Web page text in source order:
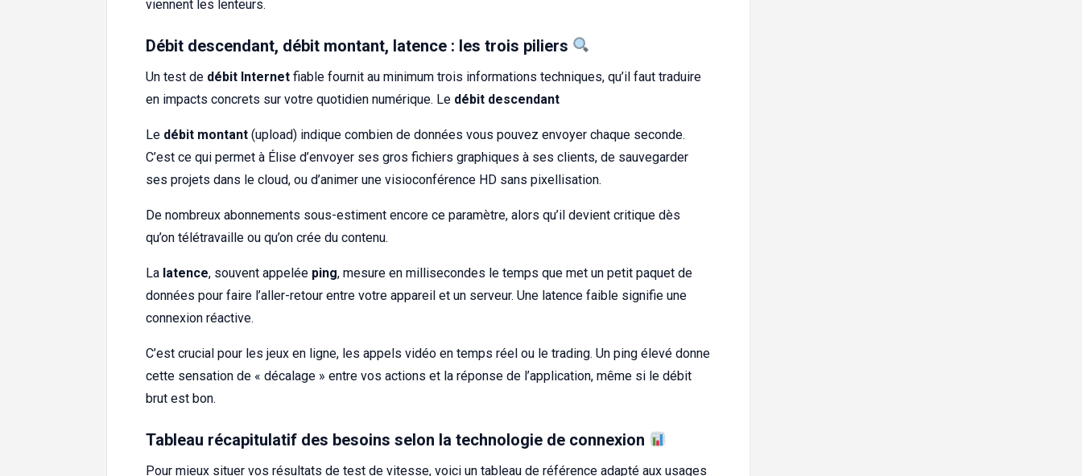
viennent les lenteurs.
Débit descendant, débit montant, latence : les trois piliers
Un test de débit Internet fiable fournit au minimum trois informations techniques, qu’il faut traduire
en impacts concrets sur votre quotidien numérique. Le débit descendant
Le débit montant (upload) indique combien de données vous pouvez envoyer chaque seconde.
C’est ce qui permet à Élise d’envoyer ses gros fichiers graphiques à ses clients, de sauvegarder
ses projets dans le cloud, ou d’animer une visioconférence HD sans pixellisation.
De nombreux abonnements sous-estiment encore ce paramètre, alors qu’il devient critique dès
qu’on télétravaille ou qu’on crée du contenu.
La latence, souvent appelée ping, mesure en millisecondes le temps que met un petit paquet de
données pour faire l’aller-retour entre votre appareil et un serveur. Une latence faible signifie une
connexion réactive.
C’est crucial pour les jeux en ligne, les appels vidéo en temps réel ou le trading. Un ping élevé donne
cette sensation de « décalage » entre vos actions et la réponse de l’application, même si le débit
brut est bon.
Tableau récapitulatif des besoins selon la technologie de connexion
Pour mieux situer vos résultats de test de vitesse, voici un tableau de référence adapté aux usages